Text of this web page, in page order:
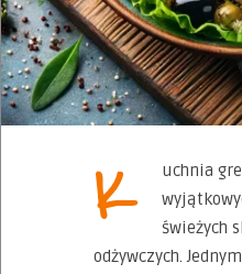
K
uchnia
świeżych
odżywczych.